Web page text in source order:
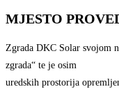
MJESTO
Zgrada DKC Solar svojom
zgrada“ te je osim
uredskih prostorija